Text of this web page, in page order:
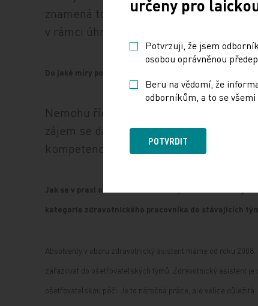
znamená to i navýšení odpovědnosti a
v rámci úhrad od pojišťovny.
Do jaké míry podle vás sestry samotné o rozšiřování
Nemohu říci, že by o zvýšení
zájem se dále vzdělávat a mnohé mají
kompetencí zájem.
Jak se v praxi osvědčil zdravotnický asistent? Jaké
kategorie zdravotnického pracovníka do stávajících
Absolventy v oboru zdravotnický asistent máme od roku
zařazovat do ošetřovatelských týmů. Zdravotnický asistent
ošetřovatelskou péči. Je to náročná práce, ale velice důležitá.
určeny pro
Potvrzuji, že jsem
osobou oprávněnou
Beru na vědomí, že
odborníkům, a to se
POTVRDIT